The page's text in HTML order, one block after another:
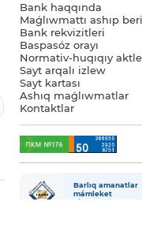
Bank haqqında
Maǵlıwmattı ashıp
Bank rekvizitleri
Baspasóz orayı
Normativ-huqıqıy
Sayt arqalı izlew
Sayt kartası
Ashıq maǵlıwmatlar
Kontaktlar
Barlıq amanatlar
mámleket
tárepinen